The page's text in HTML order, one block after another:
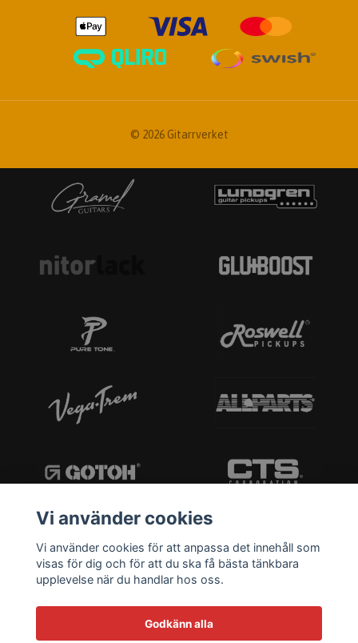
© 2026 Gitarrverket
Vi använder cookies
Vi använder cookies för att anpassa det innehåll som
visas för dig och för att du ska få bästa tänkbara
upplevelse när du handlar hos oss.
Godkänn alla